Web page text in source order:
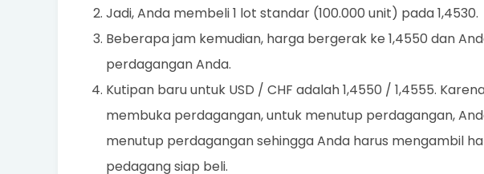
Jadi, Anda membeli 1 lot standar (100.000 unit) pada 1,4530.
Beberapa jam kemudian, harga bergerak ke 1,4550 dan
perdagangan Anda.
Kutipan baru untuk USD / CHF adalah 1,4550 / 1,4555.
membuka perdagangan, untuk menutup perdagangan,
menutup perdagangan sehingga Anda harus mengambil
pedagang siap beli.